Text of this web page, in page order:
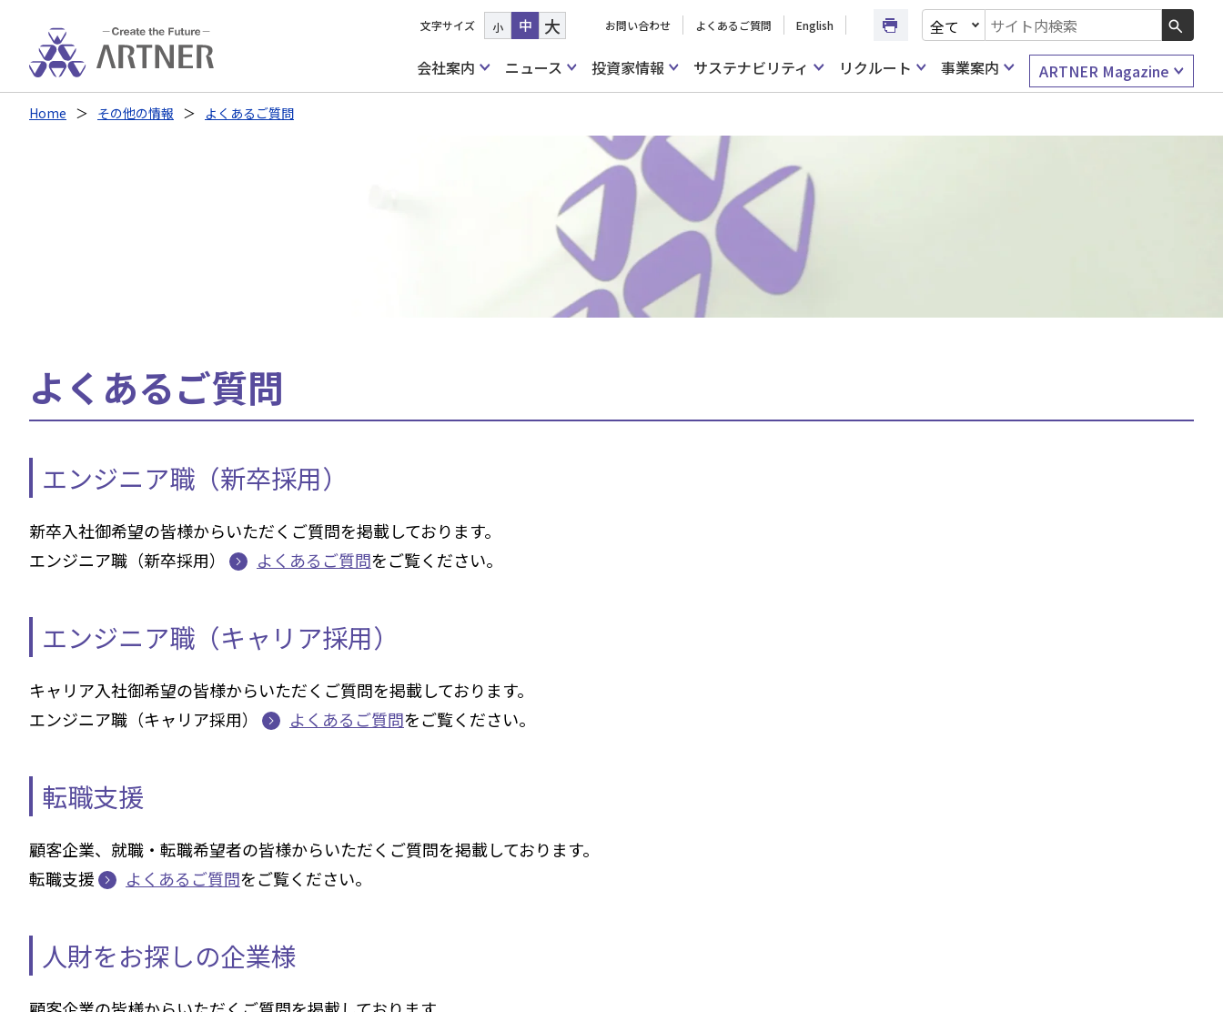
文字サイズ 小 中 大 お問い合わせ よくあるご質問 English
文書種別を選択
検索キーワード入力
会社案内
ニュース 投資家情報 サステナビリティ リクルート 事業案内 ARTNER Magazine
Home その他の情報 よくあるご質問
よくあるご質問
エンジニア職（新卒採用）
新卒入社御希望の皆様からいただくご質問を掲載しております。
エンジニア職（新卒採用）
よくあるご質問をご覧ください。
エンジニア職（キャリア採用）
キャリア入社御希望の皆様からいただくご質問を掲載しております。
エンジニア職（キャリア採用）
よくあるご質問をご覧ください。
転職支援
顧客企業、就職・転職希望者の皆様からいただくご質問を掲載しております。
転職支援
よくあるご質問をご覧ください。
人財をお探しの企業様